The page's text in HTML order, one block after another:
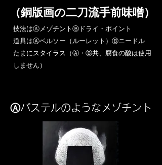
​（銅版画の二刀流手前味噌）
​技法はⒶメゾチントⒷドライ・ポイント
道具はⒶベルソー（ルーレット）Ⓑニードル
​たまにスタイラス（Ⓐ・Ⓑ共、腐食の酸は使用
しません）
Ⓐパステルのようなメゾチント